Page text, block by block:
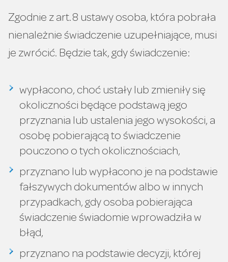
Zgodnie z art. 8 ustawy osoba, która pobrała
nienależnie świadczenie uzupełniające, musi
je zwrócić. Będzie tak, gdy świadczenie:
wypłacono, choć ustały lub zmieniły się
okoliczności będące podstawą jego
przyznania lub ustalenia jego wysokości, a
osobę pobierającą to świadczenie
pouczono o tych okolicznościach,
przyznano lub wypłacono je na podstawie
fałszywych dokumentów albo w innych
przypadkach, gdy osoba pobierająca
świadczenie świadomie wprowadziła w
błąd,
przyznano na podstawie decyzji, której